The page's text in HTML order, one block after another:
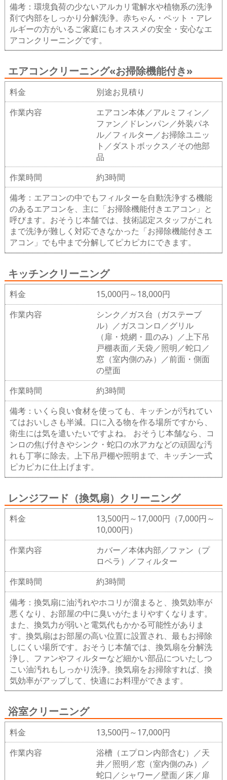
備考：環境負荷の少ないアルカリ電解水や植物系の洗浄
剤で内部をしっかり分解洗浄。赤ちゃん・ペット・アレ
ルギーの方がいるご家庭にもオススメの安全・安心なエ
アコンクリーニングです。
エアコンクリーニング«お掃除機能付き»
料金
別途お見積り
作業内容
エアコン本体／アルミフィン／
ファン／ドレンパン／外装パネ
ル／フィルター／お掃除ユニッ
ト／ダストボックス／その他部
品
作業時間
約3時間
備考：エアコンの中でもフィルターを自動洗浄する機能
のあるエアコンを、主に「お掃除機能付きエアコン」と
呼びます。おそうじ本舗では、技術認定スタッフがこれ
まで洗浄が難しく対応できなかった「お掃除機能付きエ
アコン」でも中まで分解してピカピカにできます。
キッチンクリーニング
料金
15,000円～18,000円
作業内容
シンク／ガス台（ガステーブ
ル）／ガスコンロ／グリル
（扉・焼網・皿のみ）／上下吊
戸棚表面／天袋／照明／蛇口／
窓（室内側のみ）／前面・側面
の壁面
作業時間
約3時間
備考：いくら良い食材を使っても、キッチンが汚れてい
てはおいしさも半減。口に入る物を作る場所ですから、
衛生には気を遣いたいですよね。 おそうじ本舗なら、コ
ンロの焦げ付きやシンク・蛇口の水アカなどの頑固な汚
れも丁寧に除去。上下吊戸棚や照明まで、キッチン一式
ピカピカに仕上げます。
レンジフード（換気扇）クリーニング
料金
13,500円～17,000円（7,000円～
10,000円）
作業内容
カバー／本体内部／ファン（プ
ロペラ）／フィルター
作業時間
約3時間
備考：換気扇に油汚れやホコリが溜まると、換気効率が
悪くなり、お部屋の中に臭いがたまりやすくなります。
また、換気力が弱いと電気代もかかる可能性がありま
す。換気扇はお部屋の高い位置に設置され、最もお掃除
しにくい場所です。おそうじ本舗では、換気扇を分解洗
浄し、ファンやフィルターなど細かい部品についたしつ
こい油汚れもしっかり洗浄。換気扇をお掃除すれば、換
気効率がアップして、快適にお料理ができます。
浴室クリーニング
料金
13,500円～17,000円
作業内容
浴槽（エプロン内部含む）／天
井／照明／窓（室内側のみ）／
蛇口／シャワー／壁面／床／扉